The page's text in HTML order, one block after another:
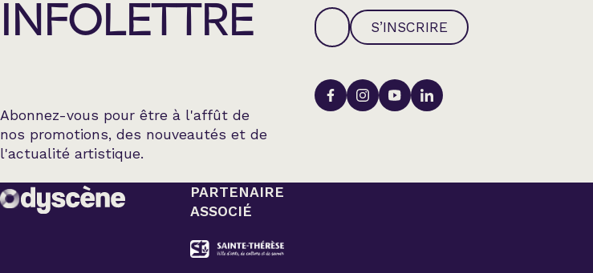
INFOLETTRE
Abonnez-vous pour être à l'affût de
nos promotions, des nouveautés et de
l'actualité artistique.
S’INSCRIRE
PARTENAIRE
ASSOCIÉ